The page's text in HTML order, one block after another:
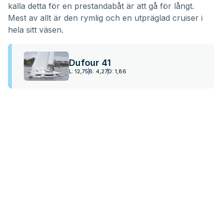
kalla detta för en prestandabåt är att gå för långt.
Mest av allt är den rymlig och en utpräglad cruiser i
hela sitt väsen.
Dufour 41
L: 12,75 B: 4,27D: 1,86